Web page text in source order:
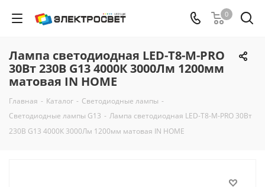
0
Лампа светодиодная LED-T8-М-PRO
30Вт 230В G13 4000К 3000Лм 1200мм
матовая IN HOME
Главная - Каталог - Светодиодные лампы -
Светодиодные лампы G13 - Лампа светодиодная LED-T8-М-PRO 30Вт
230В G13 4000К 3000Лм 1200мм матовая IN HOME